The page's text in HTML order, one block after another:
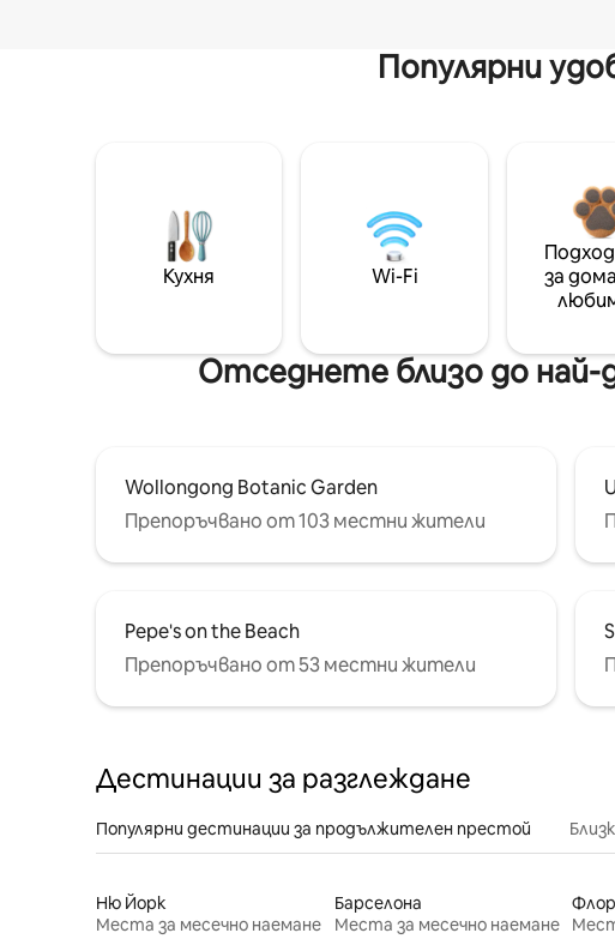
Популярни
Кухня Wi-Fi
за
Отседнете близо до
Wollongong Botanic Garden
Препоръчвано от 103 местни жители
Pepe's on the Beach
Препоръчвано от 53 местни жители
Дестинации за разглеждане
Популярни дестинации за продължителен престой
Ню Йорк
Места за месечно наемане
Барселона
Места за месечно наемане